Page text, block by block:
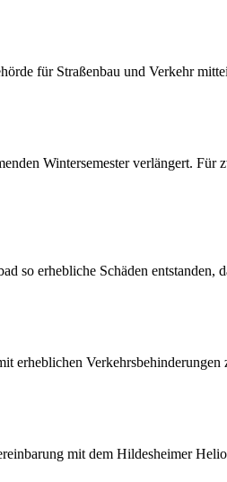
für Straßenbau und Verkehr
Wintersemester verlängert.
so erhebliche Schäden entstanden,
mit dem Hildesheimer